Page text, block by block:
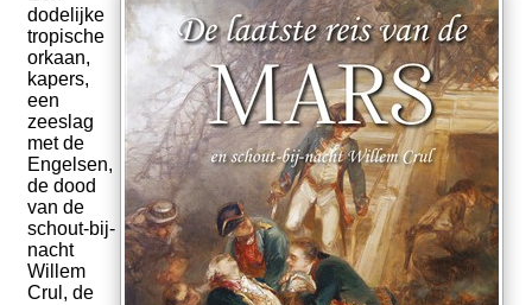
dodelijke
tropische
orkaan,
kapers,
een
zeeslag
met de
Engelsen,
de dood
van de
schout-bij-
nacht
Willem
Crul, de